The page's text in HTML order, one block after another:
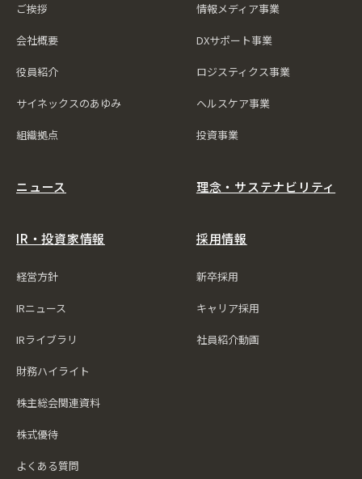
ご挨拶
会社概要
役員紹介
サイネックスのあゆみ
組織拠点
情報メディア事業
DXサポート事業
ロジスティクス事業
ヘルスケア事業
投資事業
ニュース
IR・投資家情報
経営方針
IRニュース
IRライブラリ
財務ハイライト
株主総会関連資料
株式優待
よくある質問
理念・サステナビリティ
採用情報
新卒採用
キャリア採用
社員紹介動画